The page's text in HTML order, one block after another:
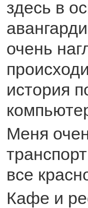
здесь в
очень
история
Меня
все
Кафе и